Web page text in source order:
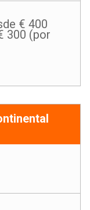
€ 400
300 (por